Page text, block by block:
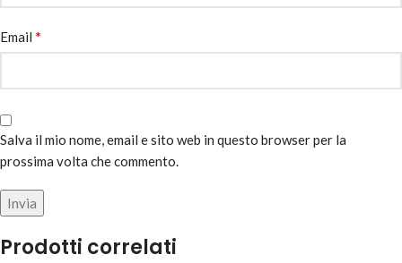
Email *
Salva il mio nome, email e sito web in questo browser per la
prossima volta che commento.
Prodotti correlati